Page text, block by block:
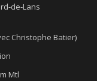
de-Lans
Christophe Batier)
Mtl